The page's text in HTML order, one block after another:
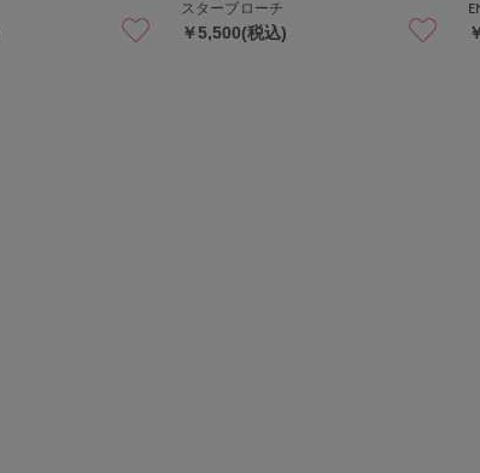
スターブローチ
￥5,500(税込)